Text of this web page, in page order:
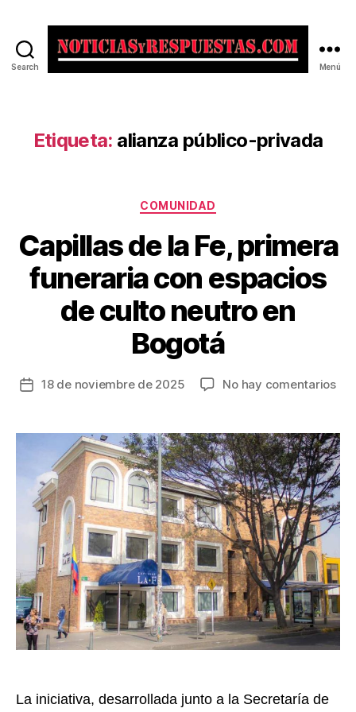
Search Menú
Etiqueta: alianza público-privada
Categorías
COMUNIDAD
Capillas de la Fe, primera
funeraria con espacios
de culto neutro en
Bogotá
Fecha
entrada
18 de noviembre de 2025 No hay comentariosen
la
Fe,
con
en
La iniciativa, desarrollada junto a la Secretaría de